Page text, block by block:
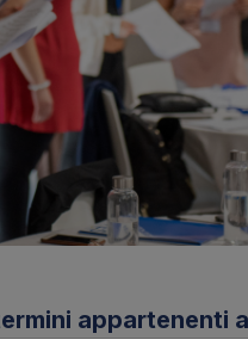
appartenenti